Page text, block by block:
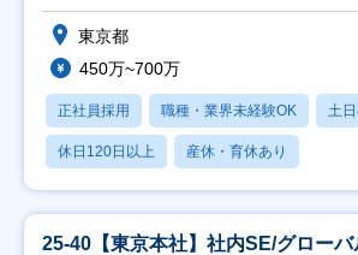
東京都
450万~700万
正社員採用 職種・業界未経験OK 土
休日120日以上 産休・育休あり
25-40【東京本社】社内SE/グローバ